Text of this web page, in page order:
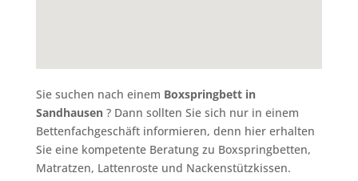
Sie suchen nach einem Boxspringbett in
Sandhausen? Dann sollten Sie sich nur in einem
Bettenfachgeschäft informieren, denn hier erhalten
Sie eine kompetente Beratung zu Boxspringbetten,
Matratzen, Lattenroste und Nackenstützkissen.